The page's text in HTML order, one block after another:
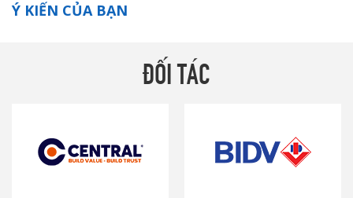
Ý KIẾN CỦA BẠN
ĐỐI TÁC